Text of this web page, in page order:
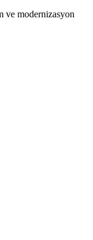
ve modernizasyon